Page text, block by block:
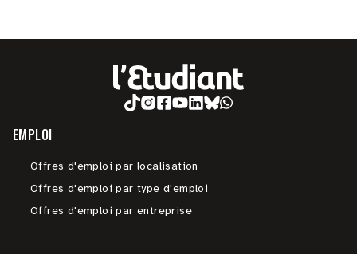
EMPLOI
Offres d'emploi par localisation
Offres d'emploi par type d'emploi
Offres d'emploi par entreprise